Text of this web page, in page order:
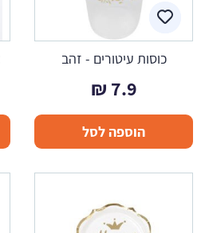
כוסות עיטורים - זהב
7.9
₪
הוספה לסל